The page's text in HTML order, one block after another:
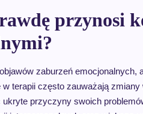
przynosi
zaburzeń emocjonalnych,
terapii często zauważają
przyczyny swoich